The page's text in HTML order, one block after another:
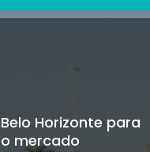
Belo Horizonte para
o mercado